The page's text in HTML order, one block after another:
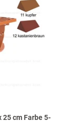
cm Farbe 5-